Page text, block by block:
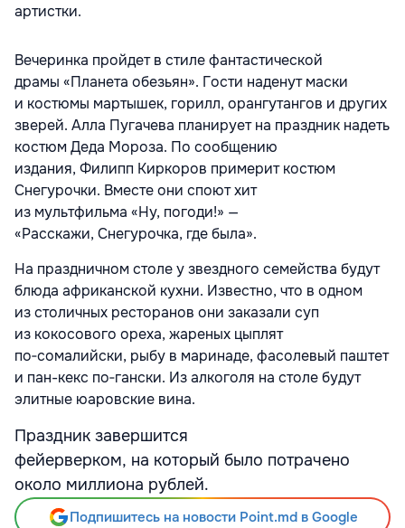
артистки.
Вечеринка пройдет в стиле фантастической
драмы «Планета обезьян». Гости наденут маски
и костюмы мартышек, горилл, орангутангов и других
зверей. Алла Пугачева планирует на праздник надеть
костюм Деда Мороза. По сообщению
издания, Филипп Киркоров примерит костюм
Снегурочки. Вместе они споют хит
из мультфильма «Ну, погоди!» —
«Расскажи, Снегурочка, где была».
На праздничном столе у звездного семейства будут
блюда африканской кухни. Известно, что в одном
из столичных ресторанов они заказали суп
из кокосового ореха, жареных цыплят
по‑сомалийски, рыбу в маринаде, фасолевый паштет
и пан-кекс по‑гански. Из алкоголя на столе будут
элитные юаровские вина.
Праздник завершится
фейерверком, на который было потрачено
около миллиона рублей.
Подпишитесь на новости Point.md в Google